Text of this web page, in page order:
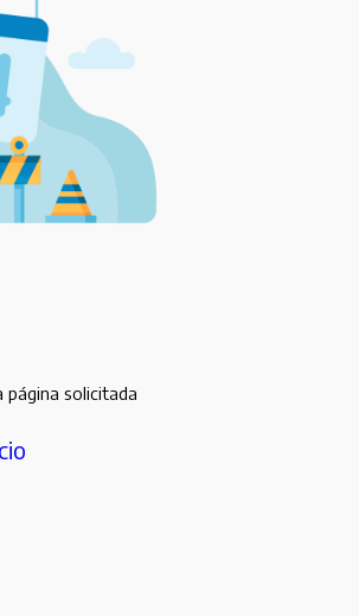
solicitada